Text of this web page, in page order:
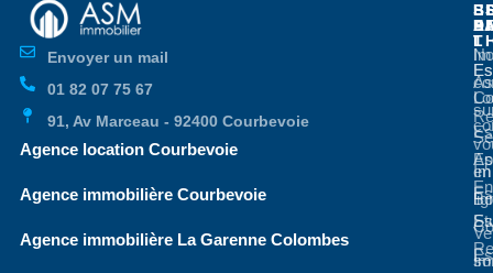
Envoyer un mail
01 82 07 75 67
91, Av Marceau - 92400 Courbevoie
Agence location Courbevoie
Agence immobilière Courbevoie
Agence immobilière La Garenne Colombes
en